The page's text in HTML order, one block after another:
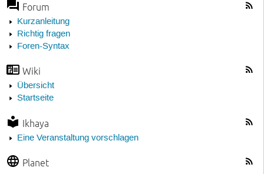
Forum
Kurzanleitung
Richtig fragen
Foren-Syntax
Wiki
Übersicht
Startseite
Ikhaya
Eine Veranstaltung vorschlagen
Planet